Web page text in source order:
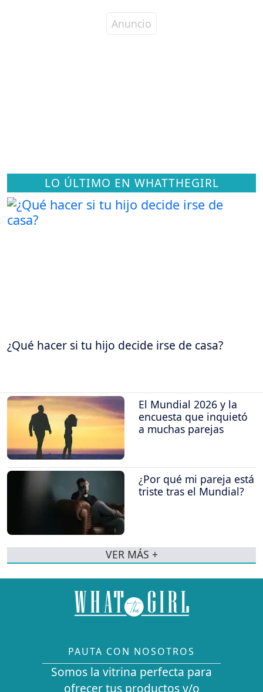
LO ÚLTIMO EN WHATTHEGIRL
¿Qué hacer si tu hijo decide irse de casa?
El Mundial 2026 y la
encuesta que inquietó
a muchas parejas
¿Por qué mi pareja está
triste tras el Mundial?
VER MÁS +
PAUTA CON NOSOTROS
Somos la vitrina perfecta para
ofrecer tus productos y/o